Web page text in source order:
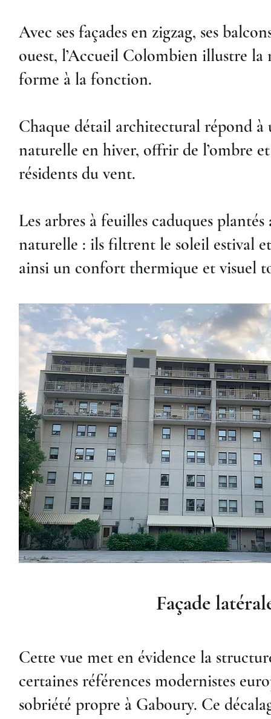
Avec ses façades en zigzag, ses
ouest, l’Accueil Colombien illustre la
forme à la fonction.
Chaque détail architectural répond
naturelle en hiver, offrir de l’ombre
résidents du vent.
Les arbres à feuilles caduques
naturelle : ils filtrent le soleil estival
ainsi un confort thermique et visuel
Façade
Cette vue met en évidence la
certaines références modernistes
sobriété propre à Gaboury. Ce